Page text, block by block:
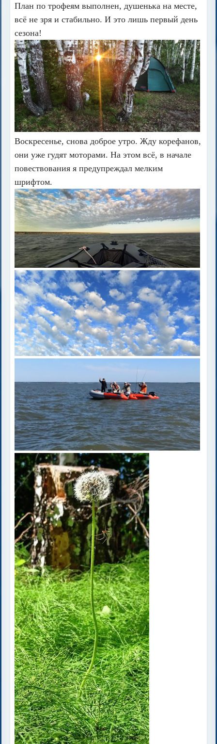
План по трофеям выполнен, душенька на месте,
всё не зря и стабильно. И это лишь первый день
сезона!
Воскресенье, снова доброе утро. Жду корефанов,
они уже гудят моторами. На этом всё, в начале
повествования я предупреждал мелким
шрифтом.